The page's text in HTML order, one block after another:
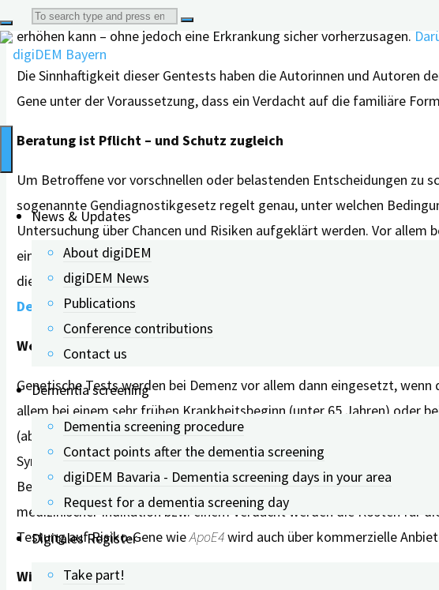
Search
for:
News & Updates
About digiDEM
digiDEM News
Publications
Conference contributions
Contact us
Dementia screening
Dementia screening procedure
Contact points after the dementia screening
digiDEM Bavaria - Dementia screening days in your area
Request for a dementia screening day
Digitales Register
Take part!
Alzheimer's Disease: Rare Gene Mutations as a Cause
erhöhen kann – ohne jedoch eine Erkrankung sicher vorherzusagen.
Die Sinnhaftigkeit dieser Gentests haben die Autorinnen und Autoren
Gene unter der Voraussetzung, dass ein Verdacht auf die familiäre
Beratung ist Pflicht – und Schutz zugleich
Um Betroffene vor vorschnellen oder belastenden Entscheidungen zu
sogenannte Gendiagnostikgesetz regelt genau, unter welchen
Untersuchung über Chancen und Risiken aufgeklärt werden. Vor
eine fundierte Aufklärung entscheidend. Jede und jeder hat dabei
diese nicht zu kennen (Recht auf Nichtwissen). Mehr zum Recht auf
Demenzdiagnose aus medizinischer Sicht
Wer kann sich testen lassen – und wo?
Genetische Tests werden bei Demenz vor allem dann eingesetzt,
allem bei einem sehr frühen Krankheitsbeginn (unter 65 Jahren) oder
(ab dem 18. Lebensjahr) testen lassen können, wenn ein direktes
Symptome zeigen.Eine genetische Testung sollte immer über
Beratungsstellen oder Ambulanzen, die eine solche Untersuchung
medizinischer Indikation bzw. einem Verdacht werden die Kosten für
Testung auf Risiko-Gene wieApoE4wird auch über kommerzielle
Wissen ist Macht – aber auch Verantwortung